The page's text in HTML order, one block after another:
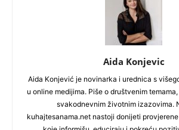
Aida Konjevic
Aida Konjević je novinarka i urednica s
u online medijima. Piše o društvenim
svakodnevnim životnim izazovima.
kuhajtesanama.net nastoji donijeti